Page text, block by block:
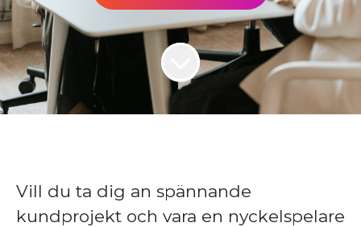
Vill du ta dig an spännande
kundprojekt och vara en nyckelspelare